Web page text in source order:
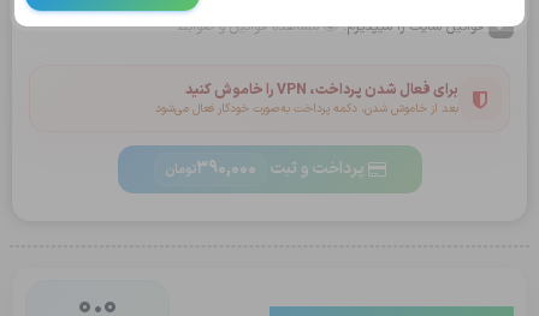
قوانین سایت را میپذیرم. مشاهده قوانین و ضوابط
برای فعال شدن پرداخت، VPN را خاموش کنید
بعد از خاموش شدن، دکمه پرداخت به‌صورت خودکار فعال می‌شود
پرداخت و ثبت 390,000تومان
0.0